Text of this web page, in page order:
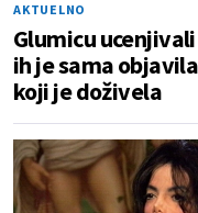
AKTUELNO
Glumicu
ih je sama
koji je doživela